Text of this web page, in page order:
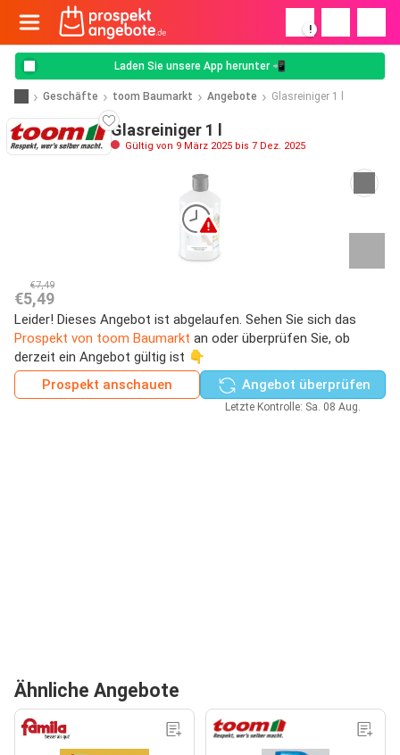
!
Laden Sie unsere App herunter 📲
Geschäfte toom Baumarkt Angebote Glasreiniger 1 l
Glasreiniger 1 l
Gültig von 9 März 2025 bis 7 Dez. 2025
€7,49
€5,49
Leider! Dieses Angebot ist abgelaufen. Sehen Sie sich das
Prospekt von toom Baumarkt an oder überprüfen Sie, ob
derzeit ein Angebot gültig ist 👇
Prospekt anschauen
Angebot überprüfen
Letzte Kontrolle: Sa. 08 Aug.
Ähnliche Angebote